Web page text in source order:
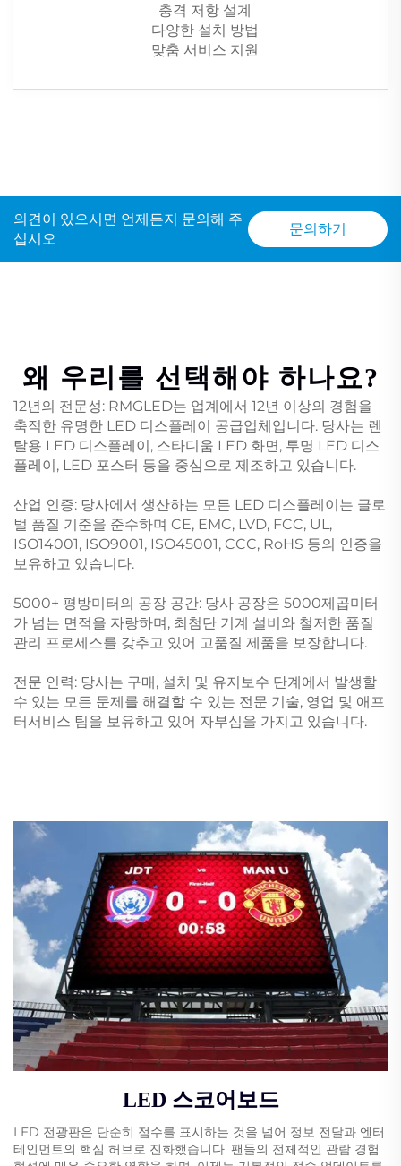
충격 저항 설계
다양한 설치 방법
맞춤 서비스 지원
의견이 있으시면 언제든지 문의해 주
십시오
문의하기
왜 우리를 선택해야 하나요?
12년의 전문성: RMGLED는 업계에서 12년 이상의 경험을
축적한 유명한 LED 디스플레이 공급업체입니다. 당사는 렌
탈용 LED 디스플레이, 스타디움 LED 화면, 투명 LED 디스
플레이, LED 포스터 등을 중심으로 제조하고 있습니다.
산업 인증: 당사에서 생산하는 모든 LED 디스플레이는 글로
벌 품질 기준을 준수하며 CE, EMC, LVD, FCC, UL,
ISO14001, ISO9001, ISO45001, CCC, RoHS 등의 인증을
보유하고 있습니다.
5000+ 평방미터의 공장 공간: 당사 공장은 5000제곱미터
가 넘는 면적을 자랑하며, 최첨단 기계 설비와 철저한 품질
관리 프로세스를 갖추고 있어 고품질 제품을 보장합니다.
전문 인력: 당사는 구매, 설치 및 유지보수 단계에서 발생할
수 있는 모든 문제를 해결할 수 있는 전문 기술, 영업 및 애프
터서비스 팀을 보유하고 있어 자부심을 가지고 있습니다.
LED 스코어보드
LED 전광판은 단순히 점수를 표시하는 것을 넘어 정보 전달과 엔터
테인먼트의 핵심 허브로 진화했습니다. 팬들의 전체적인 관람 경험